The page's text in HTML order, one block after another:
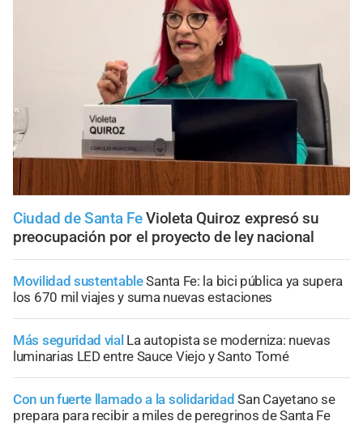
Ciudad de Santa Fe Violeta Quiroz expresó su
preocupación por el proyecto de ley nacional
Movilidad sustentableSanta Fe: la bici pública ya supera
los 670 mil viajes y suma nuevas estaciones
Más seguridad vial La autopista se moderniza: nuevas
luminarias LED entre Sauce Viejo y Santo Tomé
Con un fuerte llamado a la solidaridad San Cayetano se
prepara para recibir a miles de peregrinos de Santa Fe